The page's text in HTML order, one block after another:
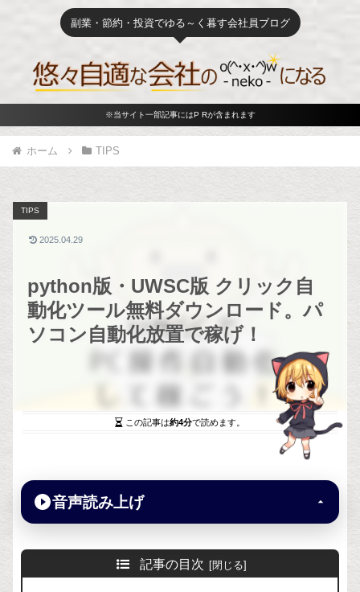
副業・節約・投資でゆる～く暮す会社員ブログ
※当サイト一部記事にはP Rが含まれます
ホーム TIPS
python版・UWSC版 クリック自
動化ツール無料ダウンロード。パ
ソコン自動化放置で稼げ！
TIPS
2025.04.29
この記事は約4分で読めます。
音声読み上げ
記事の目次